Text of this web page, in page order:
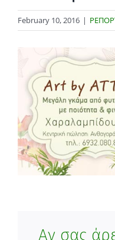
February 10, 2016 |
Larger
Image
Αν σας